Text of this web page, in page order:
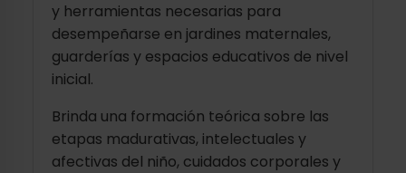
y herramientas necesarias para
desempeñarse en jardines maternales,
guarderías y espacios educativos de nivel
inicial.
Brinda una formación teórica sobre las
etapas madurativas, intelectuales y
afectivas del niño, cuidados corporales y